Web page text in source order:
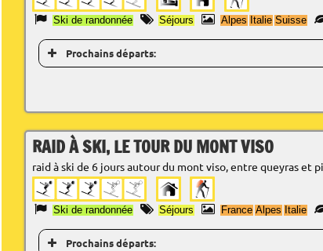
Ski de randonnée Séjours Alpes Italie Suisse
Prochains départs:
RAID À SKI, LE TOUR DU MONT VISO
raid à ski de 6 jours autour du mont viso, entre queyras et
Ski de randonnée Séjours France Alpes Italie
Prochains départs: